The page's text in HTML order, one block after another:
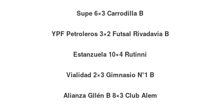
Supe 6×3 Carrodilla B
YPF Petroleros 3×2 Futsal Rivadavia B
Estanzuela 10×4 Rutinni
Vialidad 2×3 Gimnasio N°1 B
Alianza Gllén B 8×3 Club Alem